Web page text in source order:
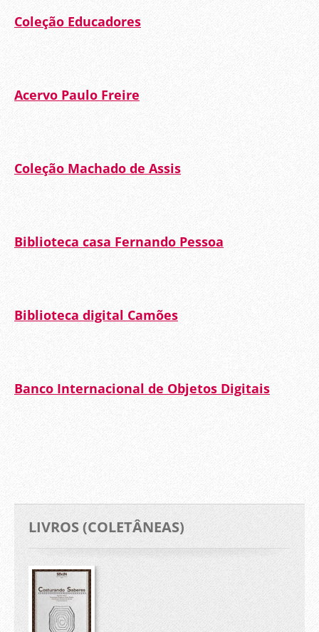
Coleção Educadores
Acervo Paulo Freire
Coleção Machado de Assis
Biblioteca casa Fernando Pessoa
Biblioteca digital Camões
Banco Internacional de Objetos Digitais
LIVROS (COLETÂNEAS)